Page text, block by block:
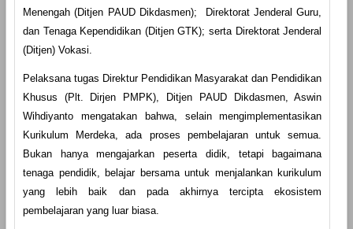
Menengah (Ditjen PAUD Dikdasmen); Direktorat Jenderal Guru,
dan Tenaga Kependidikan (Ditjen GTK); serta Direktorat Jenderal
(Ditjen) Vokasi.
Pelaksana tugas Direktur Pendidikan Masyarakat dan Pendidikan
Khusus (Plt. Dirjen PMPK), Ditjen PAUD Dikdasmen, Aswin
Wihdiyanto mengatakan bahwa, selain mengimplementasikan
Kurikulum Merdeka, ada proses pembelajaran untuk semua.
Bukan hanya mengajarkan peserta didik, tetapi bagaimana
tenaga pendidik, belajar bersama untuk menjalankan kurikulum
yang lebih baik dan pada akhirnya tercipta ekosistem
pembelajaran yang luar biasa.